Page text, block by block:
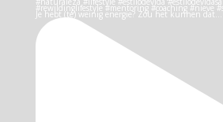
Je hebt (te) weinig energie? Zou het kunnen dat…